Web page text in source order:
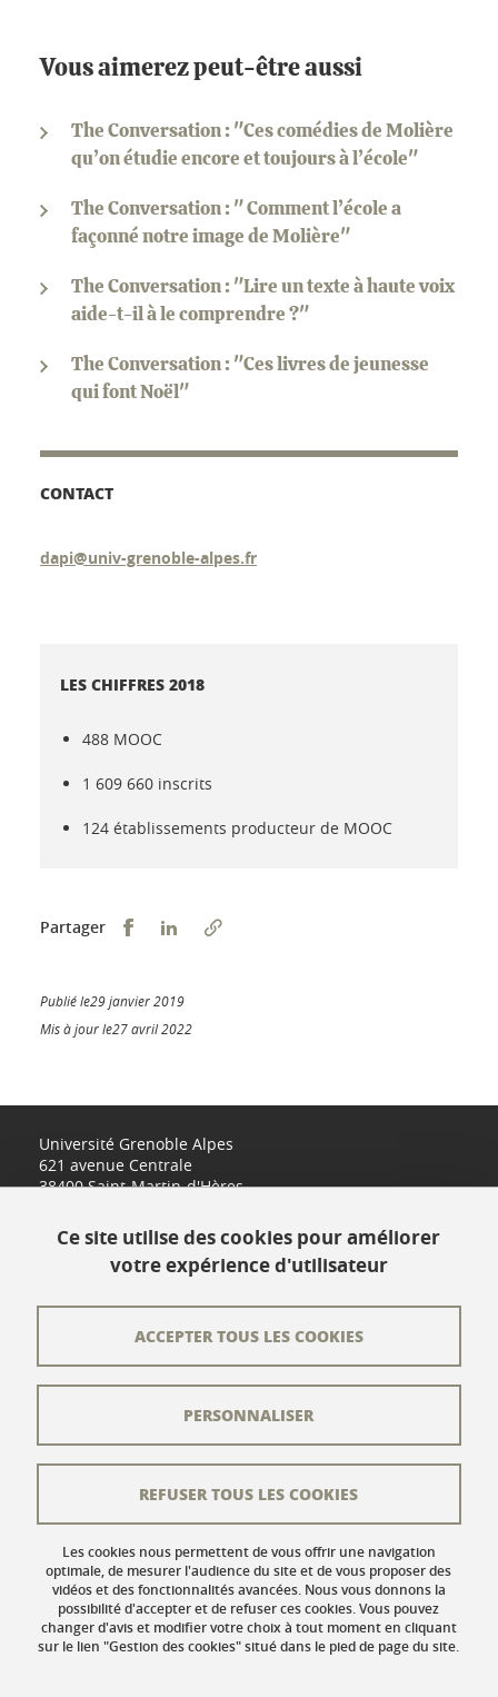
Vous aimerez peut-être aussi
The Conversation : "Ces comédies de Molière
qu’on étudie encore et toujours à l’école"
The Conversation : " Comment l’école a
façonné notre image de Molière"
The Conversation : "Lire un texte à haute voix
aide-t-il à le comprendre ?"
The Conversation : "Ces livres de jeunesse
qui font Noël"
CONTACT
dapi@univ-grenoble-alpes.fr
LES CHIFFRES 2018
488 MOOC
1 609 660 inscrits
124 établissements producteur de MOOC
Partager Partager sur Facebook
Partager sur LinkedIn
Publié le29 janvier 2019
Mis à jour le27 avril 2022
Université Grenoble Alpes
621 avenue Centrale
38400 Saint-Martin-d'Hères
L'équipe éditoriale
Crédits
Mentions légales
Données personnelles
Gestion des cookies
Accessibilité : non conforme
Ce site utilise des cookies pour améliorer
votre expérience d'utilisateur
Les cookies nous permettent de vous offrir une navigation
optimale, de mesurer l'audience du site et de vous proposer des
vidéos et des fonctionnalités avancées. Nous vous donnons la
possibilité d'accepter et de refuser ces cookies. Vous pouvez
changer d'avis et modifier votre choix à tout moment en cliquant
sur le lien "Gestion des cookies" situé dans le pied de page du site.
ACCEPTER TOUS LES COOKIES
REFUSER TOUS LES COOKIES
PERSONNALISER